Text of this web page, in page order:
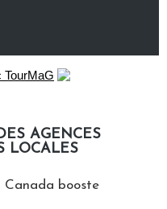
AGENCES
LOCALES
Canada booste